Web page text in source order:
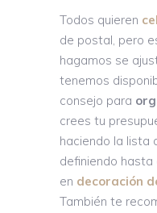
Todos quieren
de postal, pero
hagamos se
tenemos
consejo para
crees tu
haciendo la lista
definiendo
en decoración
También te